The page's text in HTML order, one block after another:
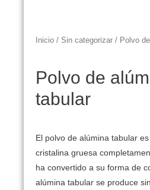
Inicio / Sin categorizar / Polvo
Polvo de
tabular
El polvo de alúmina tabular
cristalina gruesa
ha convertido a su forma de
alúmina tabular se produce